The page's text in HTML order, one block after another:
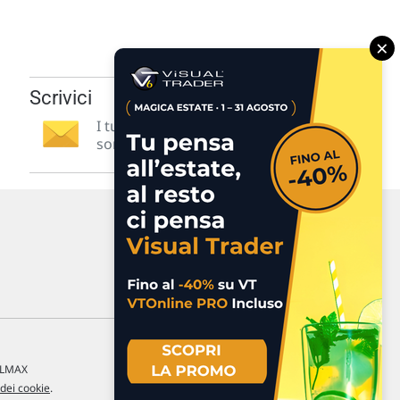
Scrivici
I tuoi suggerimenti per noi
sono preziosi e molto utili! »
cookie.
×